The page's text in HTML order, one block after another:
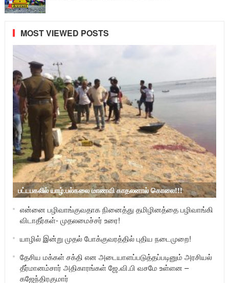
MOST VIEWED POSTS
பட்டபகலில் யாழ்.பல்கலை மாணவி காதலனால் கொலை!!!
என்னை பழிவாங்குவதாக நினைத்து தமிழினத்தை பழிவாங்கி
விடாதீர்கள்- முதலமைச்சர் உரை!
யாழில் இன்று முதல் போக்குவரத்தில் புதிய நடைமுறை!
தேசிய மக்கள் சக்தி என அடையாளப்படுத்தப்படினும் அரசியல்
தீர்மானம்சார் அதிகாரங்கள் ஜே.வி.பி வசமே உள்ளன –
கஜேந்திரகுமார்